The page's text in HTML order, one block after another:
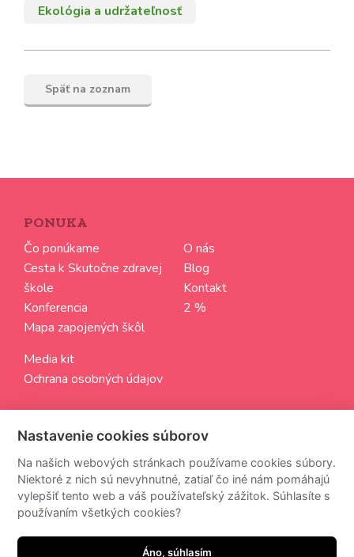
Ekológia a udržateľnosť
Späť na zoznam
PONUKA
Čo ponúkame
Cesta k Skutočne zdravej
škole
Konferencia
Mapa zapojených škôl
O nás
Blog
Kontakt
2 %
Media kit
Ochrana osobných údajov
Aktuálne informácie zo sveta Skutočne zdravých škôl
Z odberu newsettra sa môžete kedykoľvek odhlásiť.
Nastavenie cookies súborov
Na našich webových stránkach používame cookies súbory.
Niektoré z nich sú nevyhnutné, zatiaľ čo iné nám pomáhajú
vylepšiť tento web a váš používateľský zážitok. Súhlasíte s
používaním všetkých cookies?
Áno, súhlasím